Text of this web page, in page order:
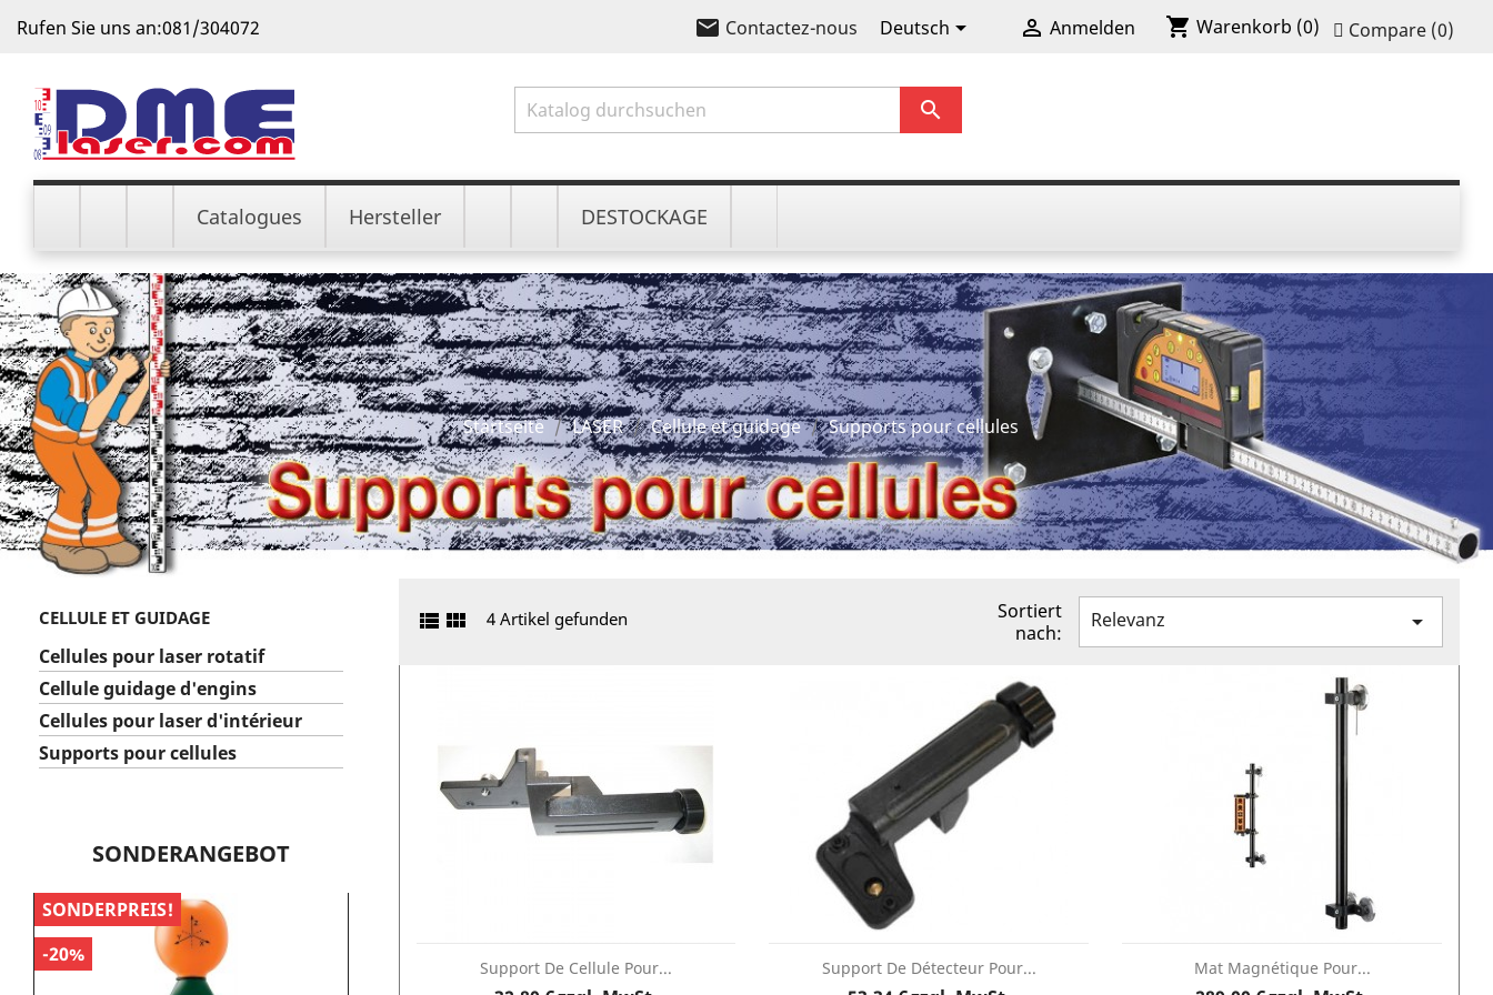
Rufen Sie uns an:081/304072 email Contactez-nous Deutsch  Anmelden shopping_cart Warenkorb (0) Compare (0)

Catalogues Hersteller DESTOCKAGE
Startseite LASER Cellule et guidage Supports pour cellules
CELLULE ET GUIDAGE
Cellules pour laser rotatif
Cellule guidage d'engins
Cellules pour laser d'intérieur
Supports pour cellules
SONDERANGEBOT
SONDERPREIS!
-20%
SONDERPREIS!
  4 Artikel gefunden
Sortiert
nach:
Relevanz 
Support De Cellule Pour... Support De Détecteur Pour... Mat Magnétique Pour...